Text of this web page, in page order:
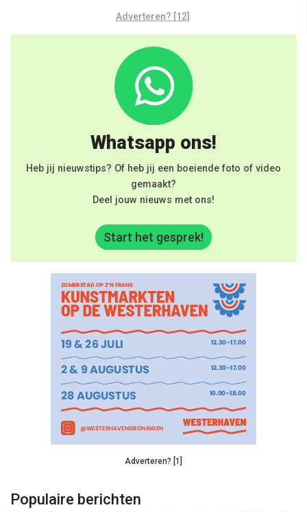
Adverteren? [12]
Whatsapp ons!
Heb jij nieuwstips? Of heb jij een boeiende foto of video
gemaakt?
Deel jouw nieuws met ons!
Start het gesprek!
Adverteren? [1]
Populaire berichten